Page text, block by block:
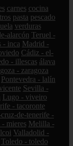
carnes cocina
pasta pescado
verduras
alarcón Teruel -
- inca Madrid -
Cádiz - el-
- illescas álava
- zaragoza
Pontevedra - lalín
Sevilla -
Lugo - viveiro
- tacoronte
cruz-de-tenerife -
- mieres Melilla -
Valladolid -
Toledo - toledo